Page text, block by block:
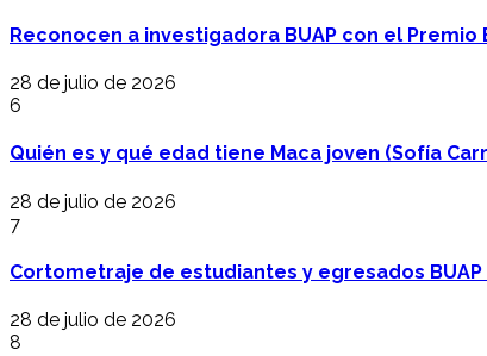
Reconocen a investigadora BUAP con el
28 de julio de 2026
6
Quién es y qué edad tiene Maca joven (Sofía
28 de julio de 2026
7
Cortometraje de estudiantes y egresados
28 de julio de 2026
8